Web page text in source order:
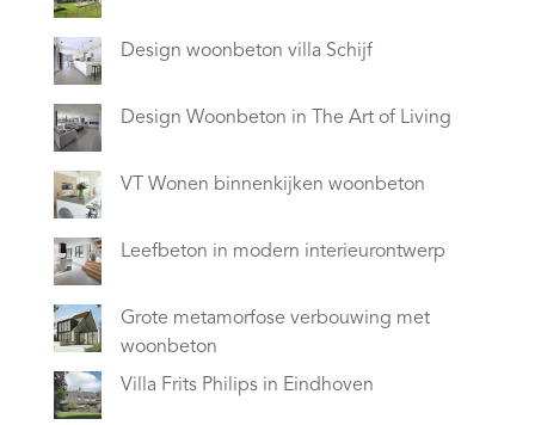
Design woonbeton villa Schijf
Design Woonbeton in The Art of Living
VT Wonen binnenkijken woonbeton
Leefbeton in modern interieurontwerp
Grote metamorfose verbouwing met
woonbeton
Villa Frits Philips in Eindhoven